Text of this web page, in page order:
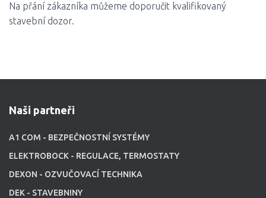
Na přání zákazníka můžeme doporučit kvalifikovaný
stavební dozor.
Naši partneři
A1 COM - BEZPEČNOSTNÍ SYSTÉMY
ELEKTROBOCK - REGULACE, TERMOSTATY
DEXON - OZVUČOVACÍ TECHNIKA
DEK - STAVEBNINY